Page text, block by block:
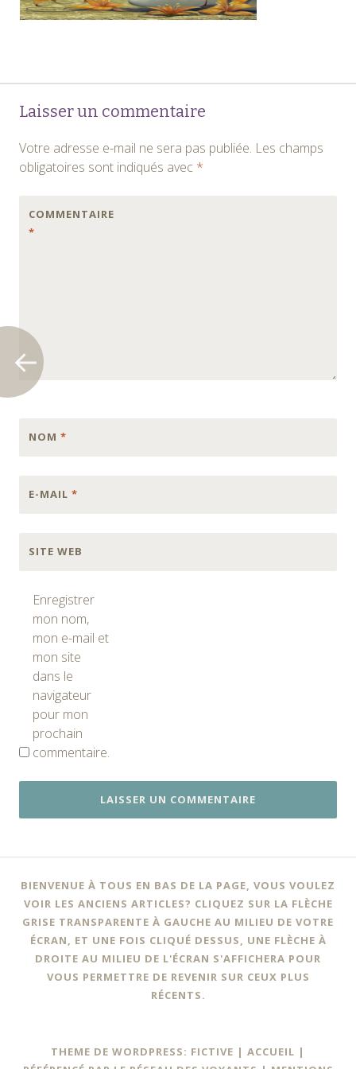
Navigation
des
articles
Laisser un commentaire
Votre adresse e-mail ne sera pas publiée. Les champs
obligatoires sont indiqués avec *
COMMENTAIRE
*
NOM *
E-MAIL *
SITE WEB
Enregistrer
mon nom,
mon e-mail et
mon site
dans le
navigateur
pour mon
prochain
commentaire.
BIENVENUE À TOUS EN BAS DE LA PAGE, VOUS VOULEZ
VOIR LES ANCIENS ARTICLES? CLIQUEZ SUR LA FLÈCHE
GRISE TRANSPARENTE À GAUCHE AU MILIEU DE VOTRE
ÉCRAN, ET UNE FOIS CLIQUÉ DESSUS, UNE FLÈCHE À
DROITE AU MILIEU DE L'ÉCRAN S'AFFICHERA POUR
VOUS PERMETTRE DE REVENIR SUR CEUX PLUS
RÉCENTS.
THEME DE WORDPRESS: FICTIVE | ACCUEIL |